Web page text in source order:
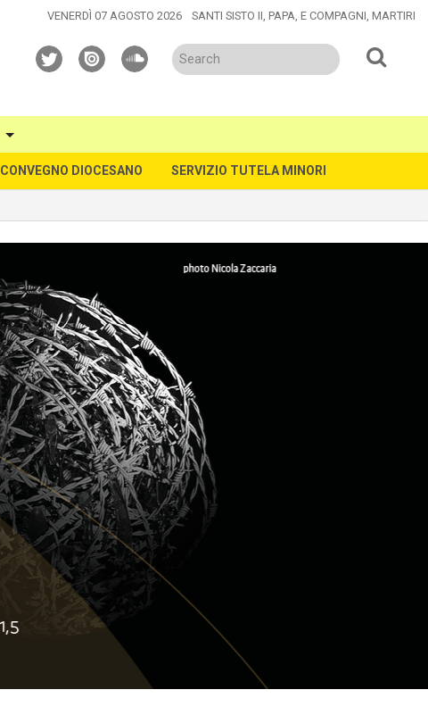
VENERDÌ 07 AGOSTO 2026 SANTI SISTO II, PAPA, E COMPAGNI, MARTIRI
twitterissuusoundcloud
CONVEGNO DIOCESANO SERVIZIO TUTELA MINORI